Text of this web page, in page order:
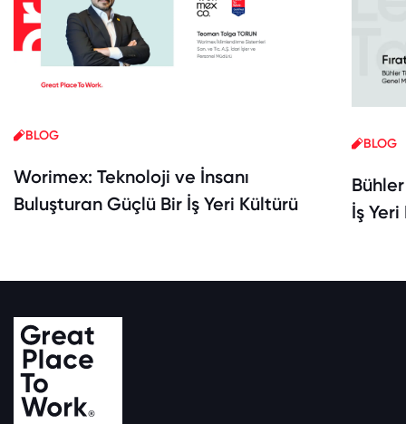
BLOG
Worimex: Teknoloji ve İnsanı
Buluşturan Güçlü Bir İş Yeri Kültürü
BLOG
İş